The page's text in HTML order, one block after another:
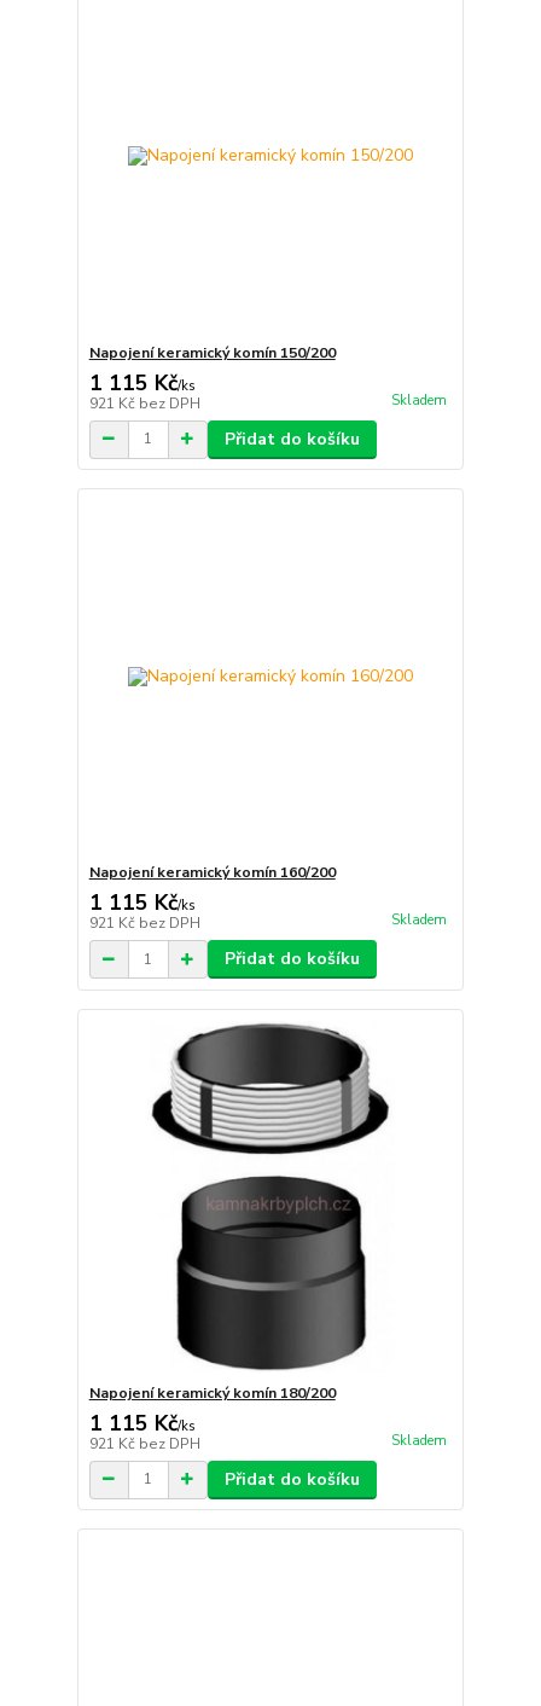
Napojení keramický komín 150/200
1 115 Kč/ks
921 Kč bez DPH Skladem
Přidat do košíku
Napojení keramický komín 160/200
1 115 Kč/ks
921 Kč bez DPH Skladem
Přidat do košíku
Napojení keramický komín 180/200
1 115 Kč/ks
921 Kč bez DPH Skladem
Přidat do košíku